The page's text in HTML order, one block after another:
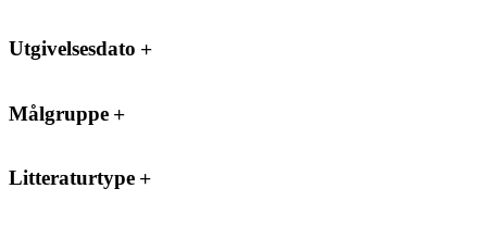
Utgivelsesdato
Målgruppe
Litteraturtype